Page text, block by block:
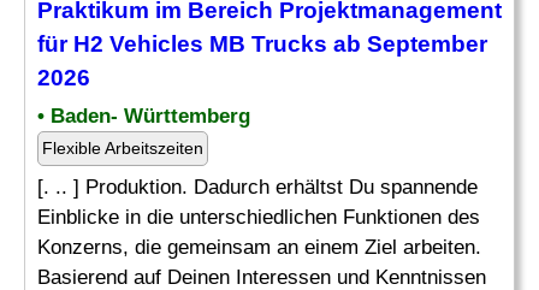
Praktikum im Bereich Projektmanagement
für H2 Vehicles MB Trucks ab September
2026
• Baden- Württemberg
Flexible Arbeitszeiten
[. .. ] Produktion. Dadurch erhältst Du spannende
Einblicke in die unterschiedlichen Funktionen des
Konzerns, die gemeinsam an einem Ziel arbeiten.
Basierend auf Deinen Interessen und Kenntnissen